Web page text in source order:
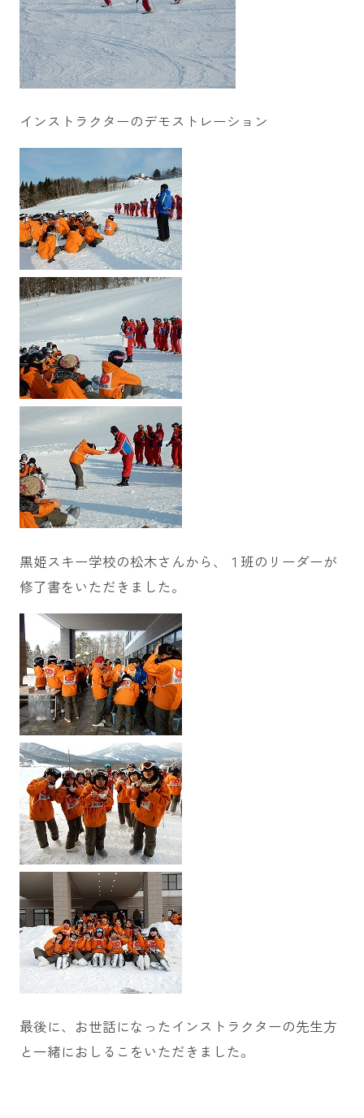
インストラクターのデモストレーション
黒姫スキー学校の松木さんから、１班のリーダーが
修了書をいただきました。
最後に、お世話になったインストラクターの先生方
と一緒におしるこをいただきました。